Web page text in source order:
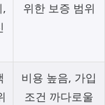
,
위한 보증 범위
비용 높음, 가입
조건 까다로울